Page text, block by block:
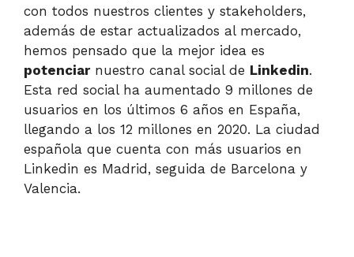
con todos nuestros clientes y stakeholders,
además de estar actualizados al mercado,
hemos pensado que la mejor idea es
potenciarnuestro canal social de Linkedin.
Esta red social ha aumentado 9 millones de
usuarios en los últimos 6 años en España,
llegando a los 12 millones en 2020. La ciudad
española que cuenta con más usuarios en
Linkedin es Madrid, seguida de Barcelona y
Valencia.